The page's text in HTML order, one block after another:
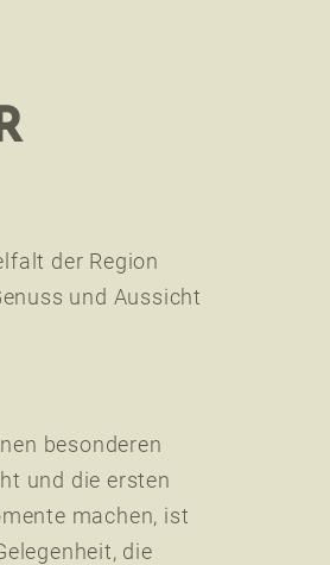
der Region
und Aussicht
besonderen
und die ersten
machen, ist
die